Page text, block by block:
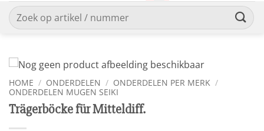
Zoeken
naar:
HOME / ONDERDELEN / ONDERDELEN PER MERK /
ONDERDELEN MUGEN SEIKI
Trägerböcke für Mitteldiff.